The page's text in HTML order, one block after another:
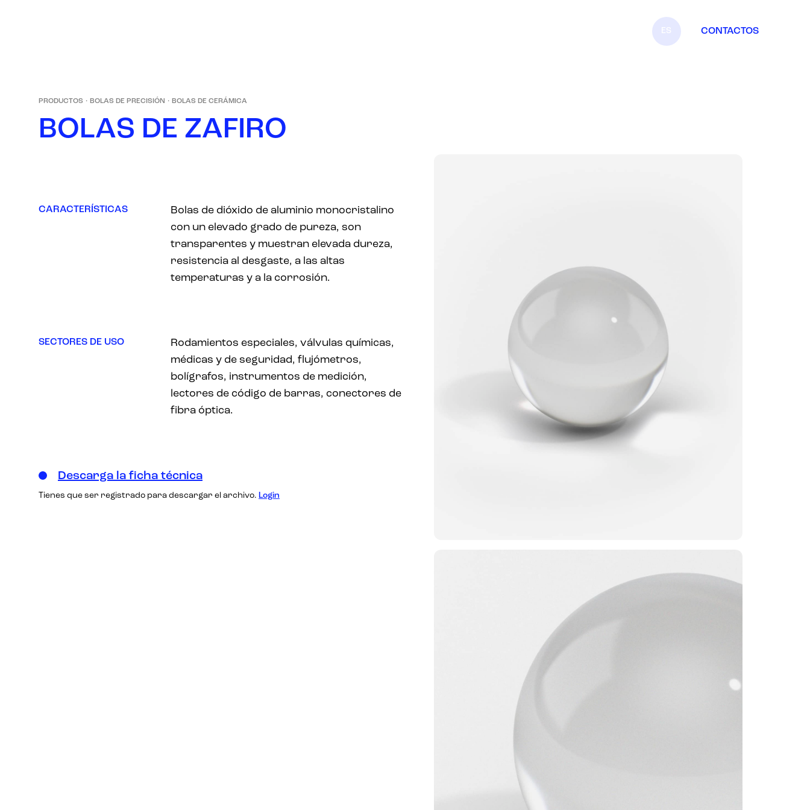
ES CONTACTOS
PRODUCTOS · BOLAS DE PRECISIÓN · BOLAS DE CERÁMICA
BOLAS DE ZAFIRO
CARACTERÍSTICAS
Bolas de dióxido de aluminio monocristalino
con un elevado grado de pureza, son
transparentes y muestran elevada dureza,
resistencia al desgaste, a las altas
temperaturas y a la corrosión.
SECTORES DE USO
Rodamientos especiales, válvulas químicas,
médicas y de seguridad, flujómetros,
bolígrafos, instrumentos de medición,
lectores de código de barras, conectores de
fibra óptica.
Descarga la ficha técnica
Tienes que ser registrado para descargar el archivo. Login